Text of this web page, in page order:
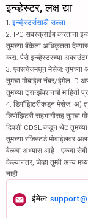
इन्व्हेस्टर, लक्ष द्या
1. इन्व्हेस्टर्ससाठी सल्ला
2. IPO सबस्क्राईब करताना
तुमच्या बँकेला अधिकृतता
करा. पैसे इन्व्हेस्टरच्या
3. एक्सचेंजमधून मेसेज: तुमच्या
तुमचा मोबाईल नंबर/ईमेल ID
तुमच्या ट्रान्झॅक्शनची माहिती
4. डिपॉझिटरीकडून मेसेज: अ)
डिपॉझिटरी सहभागीसह तुमचा
दिवशी CDSL कडून थेट तुमच्या
तुमच्या रजिस्टर्ड मोबाईलवर
वेळचा अभ्यास आहे - एकदा सेबी
केल्यानंतर, जेव्हा तुम्ही अन्य
नाही.
ईमेल: